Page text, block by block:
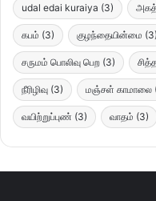
udal edai kuraiya (3)
கபம் (3) குழந்தையின்மை (3)
சருமம் பொலிவு பெற (3)
நீரிழிவு (3) மஞ்சள் காமாலை
வயிற்றுப்புண் (3) வாதம் (3)